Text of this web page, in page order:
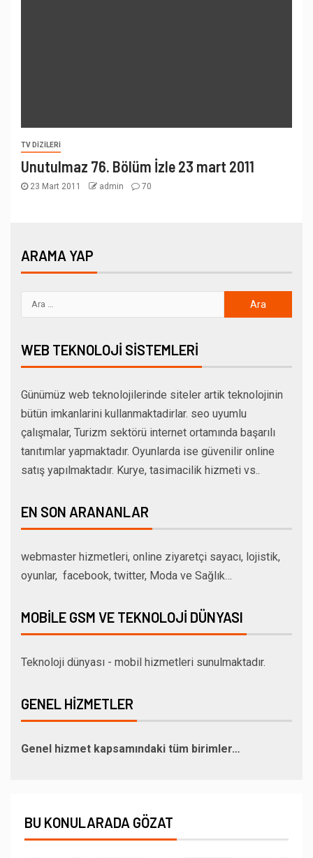
TV DIZILERI
Unutulmaz 76. Bölüm İzle 23 mart 2011
23 Mart 2011 admin 70
ARAMA YAP
WEB TEKNOLOJI SISTEMLERI
Günümüz web teknolojilerinde siteler artik teknolojinin
bütün imkanlarini kullanmaktadirlar. seo uyumlu
çalışmalar, Turizm sektörü internet ortamında başarılı
tanıtımlar yapmaktadır. Oyunlarda ise güvenilir online
satış yapılmaktadır. Kurye, tasimacilik hizmeti vs..
EN SON ARANANLAR
webmaster hizmetleri, online ziyaretçi sayacı, lojistik,
oyunlar, facebook, twitter, Moda ve Sağlık…
MOBILE GSM VE TEKNOLOJI DÜNYASI
Teknoloji dünyası - mobil hizmetleri sunulmaktadır.
GENEL HIZMETLER
Genel hizmet kapsamındaki tüm birimler…
BU KONULARADA GÖZAT